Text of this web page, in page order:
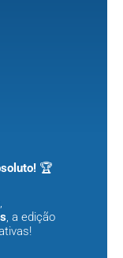
🏆
,
, a edição